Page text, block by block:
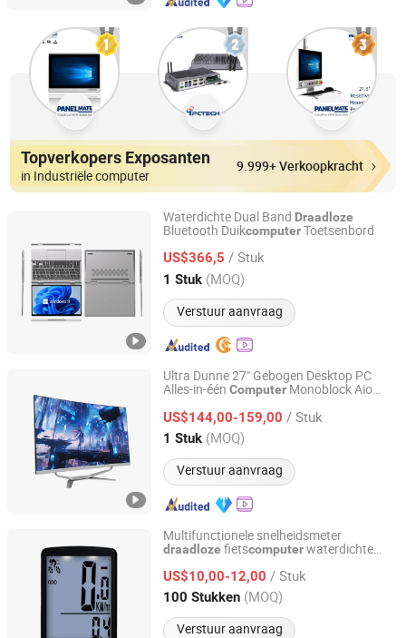
Topverkopers Exposanten
in Industriële computer
9.999+ Verkoopkracht
Waterdichte Dual Band Draadloze
Bluetooth DuikcomputerToetsenbord
US$366,5 / Stuk
1 Stuk (MOQ)
Verstuur aanvraag
Hangzhou Lulai Technology Co., Ltd.
Zhejiang, China Sinds 2025
Ultra Dunne 27" Gebogen Desktop PC
Alles-in-één Computer Monoblock Aio
Core I7 16GB 512 SSD Draadloos
Toetsenbord Muis
US$144,00-159,00 / Stuk
1 Stuk (MOQ)
Verstuur aanvraag
Shenzhen Hopestar Sci-Tech Co., Ltd.
Guangdong, China Sinds 2009
Multifunctionele snelheidsmeter
draadloze fietscomputerwaterdichte
US$10,00-12,00 / Stuk
100 Stukken (MOQ)
Verstuur aanvraag
Ningbo Easyget Co., Ltd.
Zhejiang, China Sinds 2010